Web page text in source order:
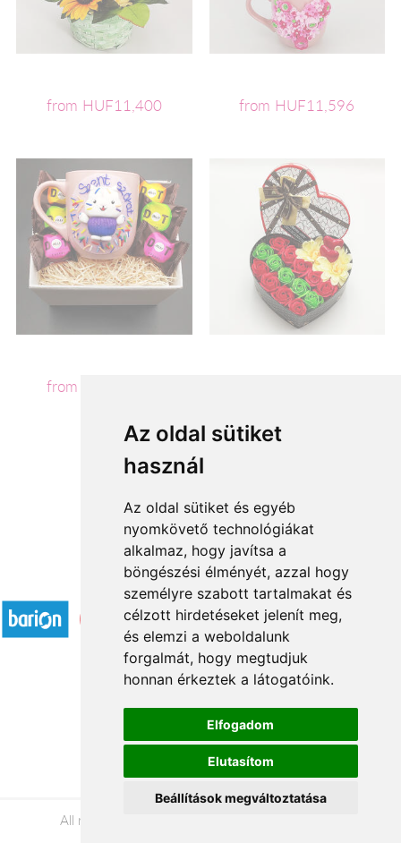
Az oldal sütiket
használ
Az oldal sütiket és egyéb
nyomkövető technológiákat
alkalmaz, hogy javítsa a
böngészési élményét, azzal hogy
személyre szabott tartalmakat és
célzott hirdetéseket jelenít meg,
és elemzi a weboldalunk
forgalmát, hogy megtudjuk
honnan érkeztek a látogatóink.
Elfogadom
Elutasítom
Beállítások megváltoztatása
from HUF11,400 from HUF11,596
from HUF11,600
1 2
Accepted payment methods
Á.SZ.F.
Impresszum
Adatkezelési tájékoztató
All rights reserved © 2026 |